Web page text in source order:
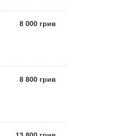
8 000 грив
8 800 грив